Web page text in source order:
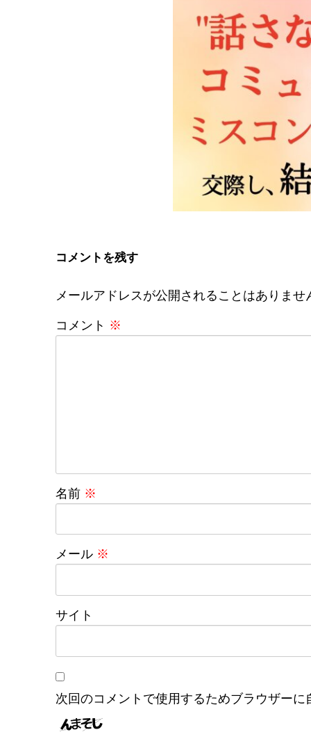
コメントを残す
メールアドレスが公開されることはありませ
コメント ※
名前 ※
メール ※
サイト
次回のコメントで使用するためブラウザー